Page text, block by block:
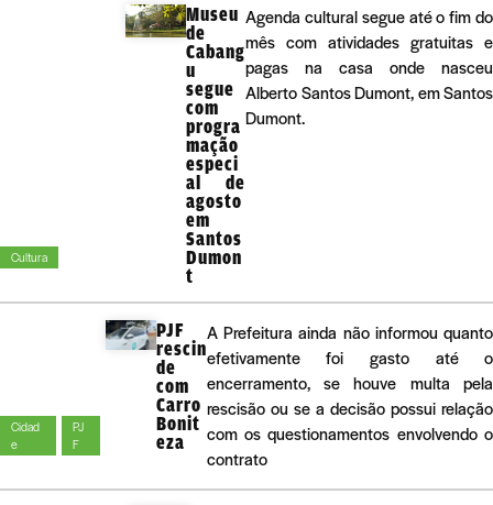
Cultura
Museu
de
Cabang
u
segue
com
progra
mação
especi
al de
agosto
em
Santos
Dumon
t
Agenda cultural segue até o fim do
mês com atividades gratuitas e
pagas na casa onde nasceu
Alberto Santos Dumont, em Santos
Dumont.
Cidad
e
PJ
F
PJF
rescin
de
com
Carro
Bonit
eza
A Prefeitura ainda não informou quanto
efetivamente foi gasto até o
encerramento, se houve multa pela
rescisão ou se a decisão possui relação
com os questionamentos envolvendo o
contrato